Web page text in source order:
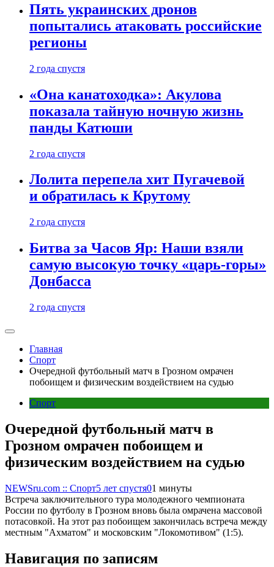
Пять украинских дронов
попытались атаковать российские
регионы
2 года спустя
«Она канатоходка»: Акулова
показала тайную ночную жизнь
панды Катюши
2 года спустя
Лолита перепела хит Пугачевой
и обратилась к Крутому
2 года спустя
Битва за Часов Яр: Наши взяли
самую высокую точку «царь-горы»
Донбасса
2 года спустя
Главная
Спорт
Очередной футбольный матч в Грозном омрачен
побоищем и физическим воздействием на судью
Спорт
Очередной футбольный матч в
Грозном омрачен побоищем и
физическим воздействием на судью
NEWSru.com :: Спорт5 лет спустя01 минуты
Встреча заключительного тура молодежного чемпионата
России по футболу в Грозном вновь была омрачена массовой
потасовкой. На этот раз побоищем закончилась встреча между
местным "Ахматом" и московским "Локомотивом" (1:5).
Навигация по записям